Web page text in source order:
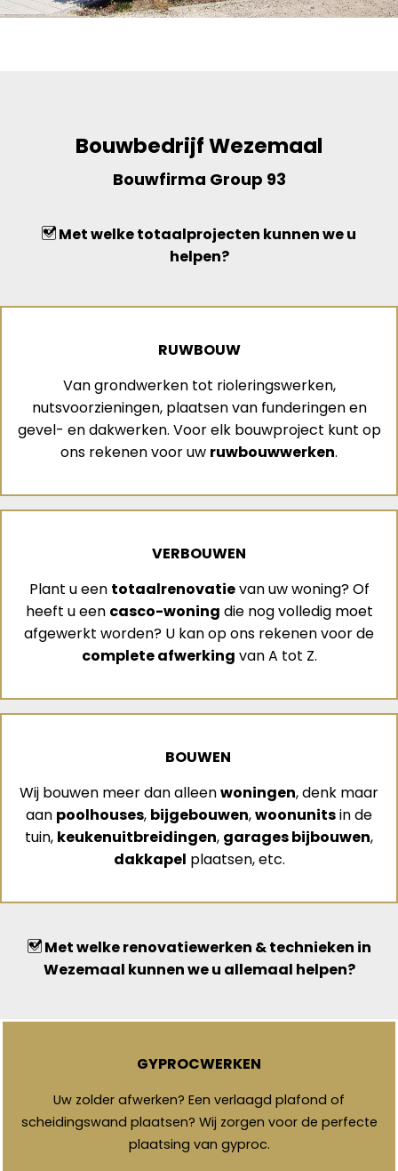
Bouwbedrijf Wezemaal
Bouwfirma Group 93
Met welke totaalprojecten kunnen we u
helpen?
RUWBOUW
Van grondwerken tot rioleringswerken,
nutsvoorzieningen, plaatsen van funderingen en
gevel- en dakwerken. Voor elk bouwproject kunt op
ons rekenen voor uw ruwbouwwerken.
VERBOUWEN
Plant u een totaalrenovatievan uw woning? Of
heeft u een casco-woning die nog volledig moet
afgewerkt worden? U kan op ons rekenen voor de
complete afwerking van A tot Z.
BOUWEN
Wij bouwen meer dan alleenwoningen, denk maar
aan poolhouses, bijgebouwen,woonunitsin de
tuin, keukenuitbreidingen, garages bijbouwen,
dakkapel plaatsen, etc.
Met welke renovatiewerken & technieken in
Wezemaal kunnen we u allemaal helpen?
GYPROCWERKEN
Uw zolder afwerken? Een verlaagd plafond of
scheidingswand plaatsen? Wij zorgen voor de perfecte
plaatsing van gyproc.